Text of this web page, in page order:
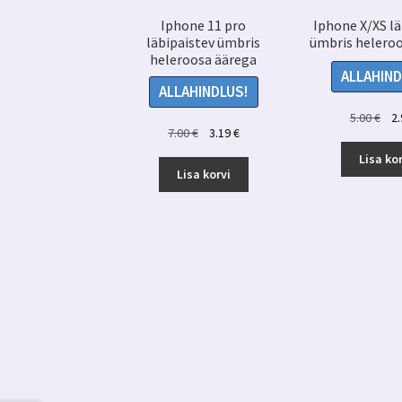
Iphone 11 pro
läbipaistev ümbris
heleroosa äärega
ALLAHINDLUS!
7.00€
Algne
oli:
7.00 €.
3.19€Praegune
3.19 €.
Lisa korvi
Iphone X/XS
ümbris
5.00€
oli:
Lisa